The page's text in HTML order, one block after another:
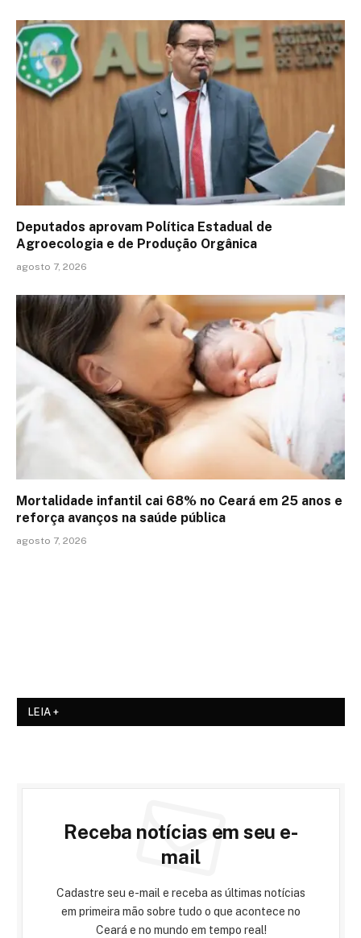
Deputados aprovam Política Estadual de
Agroecologia e de Produção Orgânica
agosto 7, 2026
Mortalidade infantil cai 68% no Ceará em 25 anos e
reforça avanços na saúde pública
agosto 7, 2026
LEIA +
Receba notícias em seu e-
mail
Cadastre seu e-mail e receba as últimas notícias
em primeira mão sobre tudo o que acontece no
Ceará e no mundo em tempo real!